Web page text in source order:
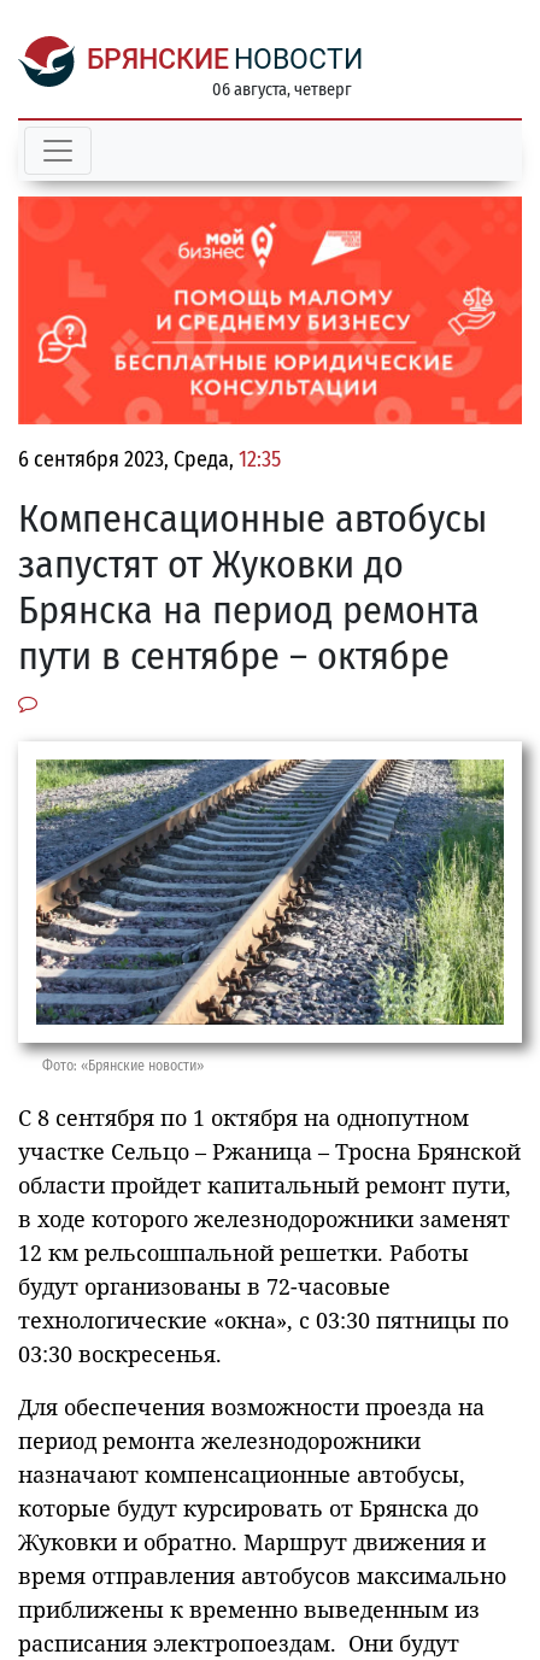
БРЯНСКИЕ НОВОСТИ
06 августа, четверг
6 сентября 2023, Среда, 12:35
Компенсационные автобусы
запустят от Жуковки до
Брянска на период ремонта
пути в сентябре – октябре
Фото: «Брянские новости»
С 8 сентября по 1 октября на однопутном
участке Сельцо – Ржаница – Тросна Брянской
области пройдет капитальный ремонт пути,
в ходе которого железнодорожники заменят
12 км рельсошпальной решетки. Работы
будут организованы в 72-часовые
технологические «окна», с 03:30 пятницы по
03:30 воскресенья.
Для обеспечения возможности проезда на
период ремонта железнодорожники
назначают компенсационные автобусы,
которые будут курсировать от Брянска до
Жуковки и обратно. Маршрут движения и
время отправления автобусов максимально
приближены к временно выведенным из
расписания электропоездам. Они будут